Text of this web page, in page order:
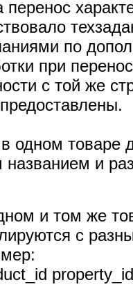
перенос
по
при
с той же
одном товаре
названием и
и том же
с